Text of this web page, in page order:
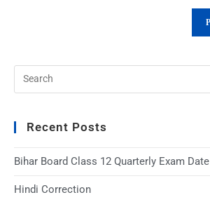
Recent Posts
Bihar Board Class 12 Quarterly Exam Date
Hindi Correction